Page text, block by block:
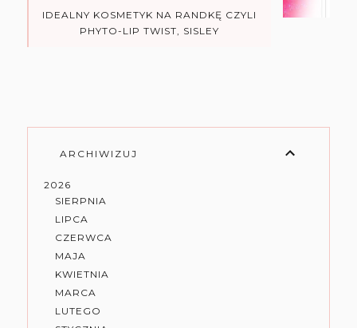
IDEALNY KOSMETYK NA RANDKĘ CZYLI
PHYTO-LIP TWIST, SISLEY
ARCHIWIZUJ
2026
SIERPNIA
LIPCA
CZERWCA
MAJA
KWIETNIA
MARCA
LUTEGO